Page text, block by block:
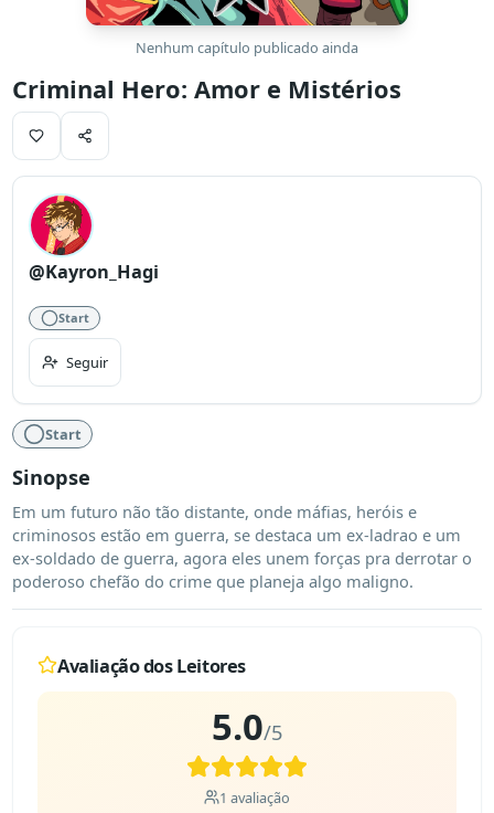
Nenhum capítulo publicado ainda
Criminal Hero: Amor e Mistérios
@Kayron_Hagi
Start
Seguir
Start
Sinopse
Em um futuro não tão distante, onde máfias, heróis e
criminosos estão em guerra, se destaca um ex-ladrao e um
ex-soldado de guerra, agora eles unem forças pra derrotar o
poderoso chefão do crime que planeja algo maligno.
Avaliação dos Leitores
5.0/5
1 avaliação